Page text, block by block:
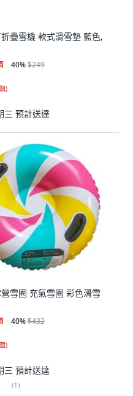
疊雪橇 軟式滑雪墊 藍色,
40%$249
)
三 預計送達
雪圈 充氣雪圈 彩色滑雪
40%$432
)
三 預計送達
(1)